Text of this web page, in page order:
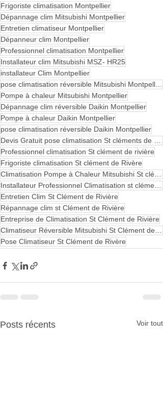
Frigoriste climatisation Montpellier
Dépannage clim Mitsubishi Montpellier
Entretien climatiseur Montpellier
Dépanneur clim Montpellier
Professionnel climatisation Montpellier
Installateur clim Mitsubishi MSZ- HR25
installateur Clim Montpellier
pose climatisation réversible Mitsubishi Montpellier
Pompe à chaleur Mitsubishi Montpellier
Dépannage clim réversible Daikin Montpellier
Pompe à chaleur Daikin Montpellier
pose climatisation réversible Daikin Montpellier
Devis Gratuit pose climatisation St cléments de Rivière
Professionnel climatisation St clément de rivière
Frigoriste climatisation St clément de Rivère
Climatisation Pompe à Chaleur Mitsubishi St clément de Rivière
Installateur Professionnel Climatisation st clément de Rivière
Entretien Clim St Clément de Rivière
Répannage clim st Clément de Rivière
Entreprise de Climatisation St Clément de Rivière
Climatiseur Réversible Mitsubishi St Clément de Rivère
Pose Climatiseur St Clément de Rivère
Posts récents Voir tout